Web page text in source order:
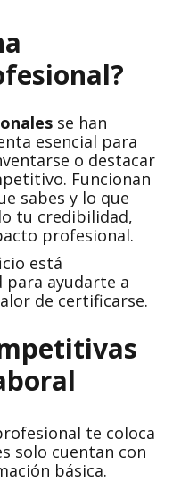
se han
esencial para
o destacar
Funcionan
sabes y lo que
tu credibilidad,
profesional.
está
ayudarte a
de certificarse.
te coloca
solo cuentan con
básica.